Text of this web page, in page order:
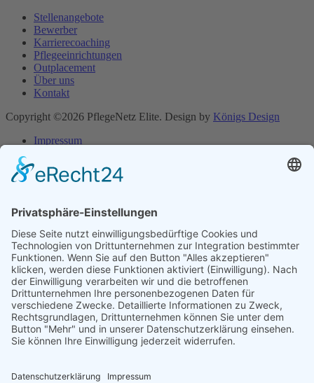
Stellenangebote
Bewerber
Karrierecoaching
Pflegeeinrichtungen
Outplacement
Über uns
Kontakt
Copyright ©2026 PflegeNetz Elite. Design by Königs Design
Impressum
Impressum
Cookie-Einstellungen
Bewerbung
Bewerbung ganz einfach hochladen.
Wir melden uns mit dem passenden Arbeitsplatz bei dir.
Name
Vorname
E-Mail
Telefon
Upload